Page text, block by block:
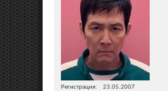
Регистрация
23.05.2007